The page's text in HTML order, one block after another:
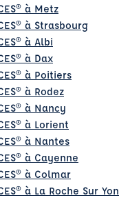
à Metz
à Strasbourg
à Albi
à Dax
à Poitiers
à Rodez
à Nancy
à Lorient
à Nantes
à Cayenne
à Colmar
à La Roche Sur Yon